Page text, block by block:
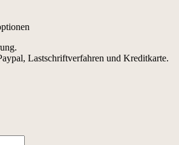
Lastschriftverfahren und Kreditkarte.